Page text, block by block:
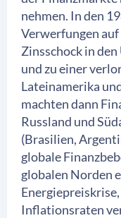
nehmen. In den
Verwerfungen
Zinsschock in
und zu einer
Lateinamerika
machten dann
Russland und
(Brasilien,
globale
globalen Norden
Inflationsraten